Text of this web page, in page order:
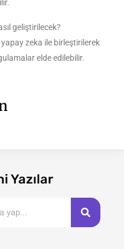
geliştirilecek?
zeka ile birleştirilerek
elde edilebilir.
Yazılar